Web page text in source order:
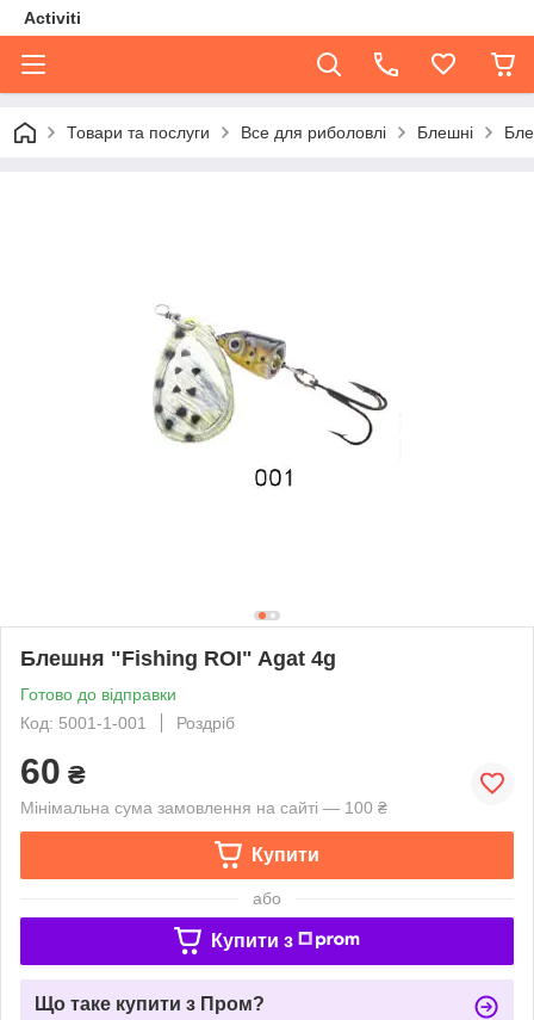
Activiti
Товари та послуги Все для риболовлі Блешні
Блешня "Fishing ROI" Agat 4g
Готово до відправки
Код: 5001-1-001
Роздріб
60 ₴
Мінімальна сума замовлення на сайті — 100 ₴
Купити
або
Купити з
Що таке купити з Пром?